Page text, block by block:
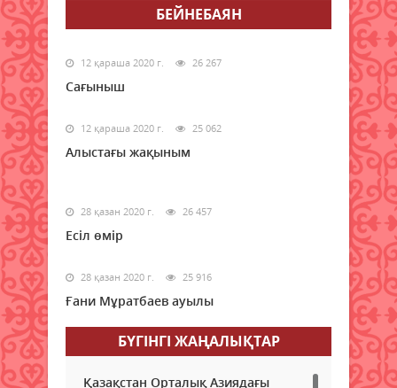
БЕЙНЕБАЯН
12 қараша 2020 г. 26 267
Сағыныш
12 қараша 2020 г. 25 062
Алыстағы жақыным
28 қазан 2020 г. 26 457
Есіл өмір
28 қазан 2020 г. 25 916
Ғани Мұратбаев ауылы
БҮГІНГI ЖАҢАЛЫҚТАР
Қазақстан Орталық Азиядағы